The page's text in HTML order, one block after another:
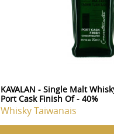
KAVALAN - Single Malt
Port Cask Finish Of - 40%
Whisky Taiwanais